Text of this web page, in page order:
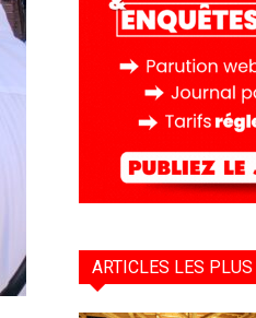
ARTICLES LES PLUS